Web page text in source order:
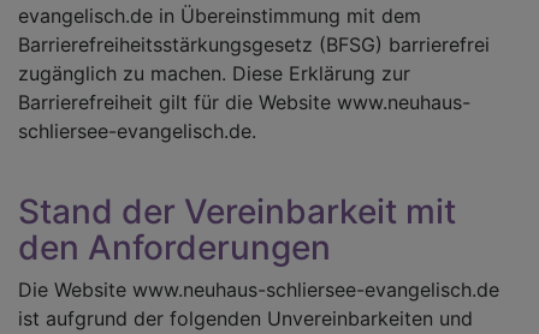
evangelisch.de in Übereinstimmung mit dem
Barrierefreiheitsstärkungsgesetz (BFSG) barrierefrei
zugänglich zu machen. Diese Erklärung zur
Barrierefreiheit gilt für die Website www.neuhaus-
schliersee-evangelisch.de.
Stand der Vereinbarkeit mit
den Anforderungen
Die Website www.neuhaus-schliersee-evangelisch.de
ist aufgrund der folgenden Unvereinbarkeiten und